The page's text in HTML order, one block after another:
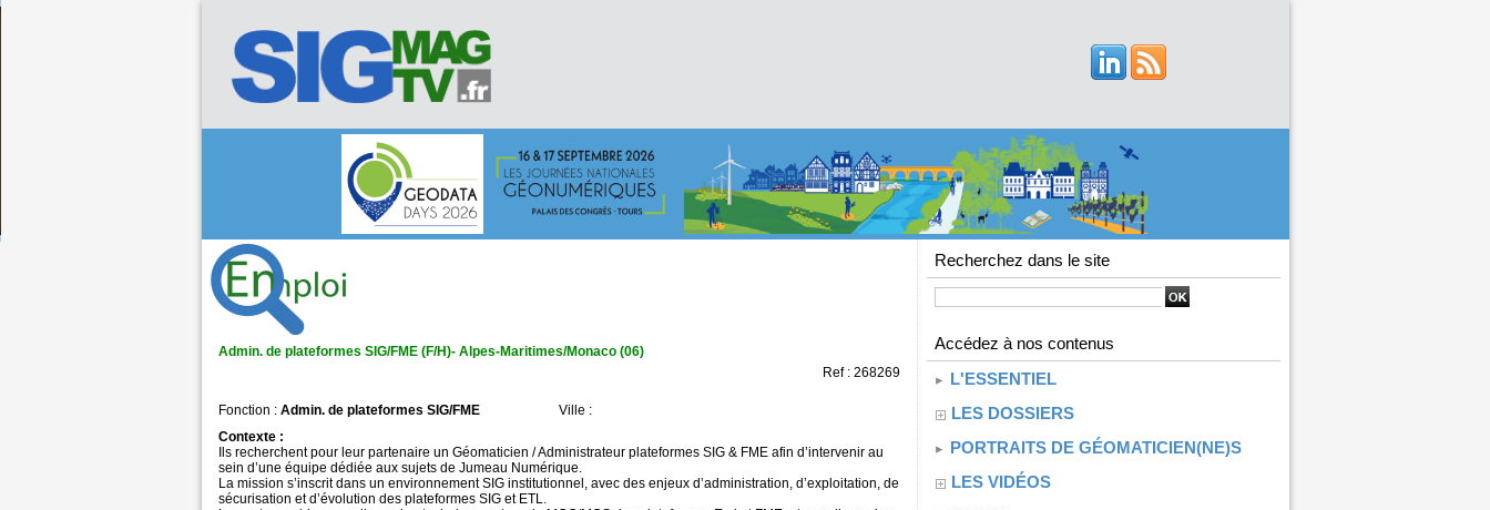
Ref : 268269
Admin. de plateformes SIG/FME (F/H)- Alpes-Maritimes/Monaco (06)
Fonction : Admin. de plateformes SIG/FME
Ville :
Contexte :
Ils recherchent pour leur partenaire un Géomaticien / Administrateur plateformes SIG & FME afin d’intervenir au
sein d’une équipe dédiée aux sujets de Jumeau Numérique.
La mission s’inscrit dans un environnement SIG institutionnel, avec des enjeux d’administration, d’exploitation, de
sécurisation et d’évolution des plateformes SIG et ETL.
Recherchez dans le site
Accédez à nos contenus
L'ESSENTIEL
LES DOSSIERS
PORTRAITS DE GÉOMATICIEN(NE)S
LES VIDÉOS